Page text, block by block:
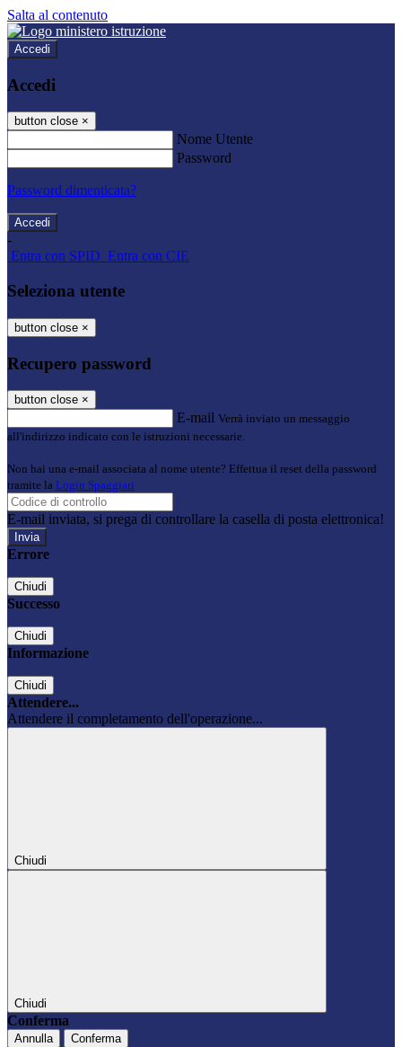
Salta al contenuto
Accedi
Accedi
button close ×
Nome Utente
Password
Password dimenticata?
-
Entra con SPID Entra con CIE
Seleziona utente
button close ×
Recupero password
button close ×
E-mail Verrà inviato un messaggio
all'indirizzo indicato con le istruzioni necessarie.
Non hai una e-mail associata al nome utente? Effettua il reset della password
tramite la Login Spaggiari
E-mail inviata, si prega di controllare la casella di posta elettronica!
Errore
Chiudi
Successo
Chiudi
Informazione
Chiudi
Attendere...
Attendere il completamento dell'operazione...
Chiudi
Chiudi
Conferma
Annulla Conferma